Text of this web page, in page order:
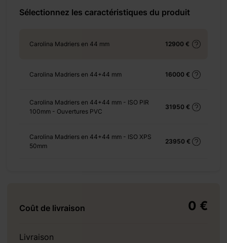
Sélectionnez les caractéristiques du produit
Carolina Madriers en 44 mm 12900 €
Carolina Madriers en 44+44 mm 16000 €
Carolina Madriers en 44+44 mm - ISO PIR
100mm - Ouvertures PVC
31950 €
Carolina Madriers en 44+44 mm - ISO XPS
50mm
23950 €
Coût de livraison 0 €
Livraison
+ 310 €
+ 2695 €